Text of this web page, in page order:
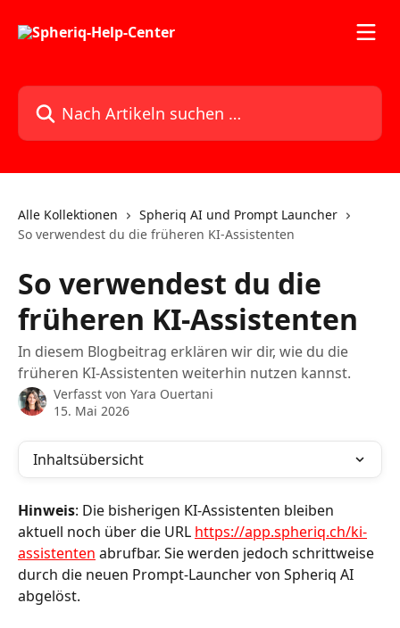
Nach Artikeln suchen …
Alle Kollektionen
Spheriq AI und Prompt Launcher
So verwendest du die früheren KI-Assistenten
So verwendest du die
früheren KI-Assistenten
In diesem Blogbeitrag erklären wir dir, wie du die
früheren KI-Assistenten weiterhin nutzen kannst.
Verfasst von Yara Ouertani
15. Mai 2026
Inhaltsübersicht
Hinweis: Die bisherigen KI-Assistenten bleiben
aktuell noch über die URL https://app.spheriq.ch/ki-
assistenten abrufbar. Sie werden jedoch schrittweise
durch die neuen Prompt-Launcher von Spheriq AI
abgelöst.